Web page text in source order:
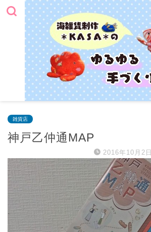
雑貨店
神戸乙仲通MAP
2016年10月2日